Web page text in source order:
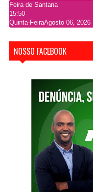
Feira de Santana
15:50
Quinta-FeiraAgosto 06, 2026
NOSSO FACEBOOK